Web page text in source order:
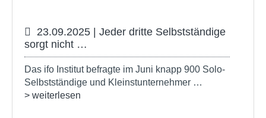
23.09.2025 | Jeder dritte Selbstständige
sorgt nicht …
Das ifo Institut befragte im Juni knapp 900 Solo-
Selbstständige und Kleinstunternehmer …
> weiterlesen